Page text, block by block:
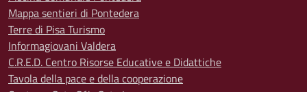
Mappa sentieri di Pontedera
Terre di Pisa Turismo
Informagiovani Valdera
C.R.E.D. Centro Risorse Educative e Didattiche
Tavola della pace e della cooperazione